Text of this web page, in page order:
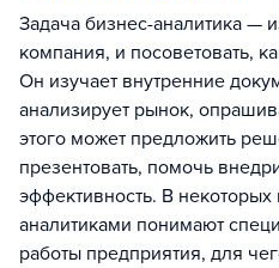
Задача бизнес-аналитика —
компания, и посоветовать,
Он изучает внутренние
анализирует рынок,
этого может предложить
презентовать, помочь
эффективность. В
аналитиками понимают
работы предприятия, для